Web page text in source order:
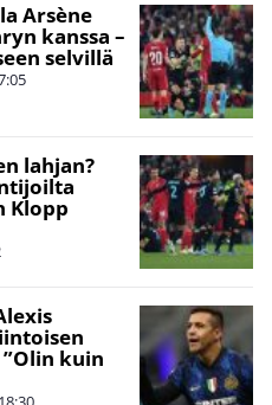
Arsène
kanssa –
selvillä
lahjan?
Klopp
kuin